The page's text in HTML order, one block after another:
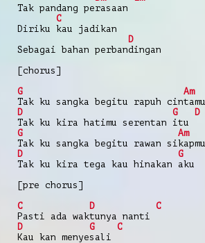
Tak pandang perasaan
C
Diriku kau jadikan
D
Sebagai bahan perbandingan
[chorus]
G
Am
Tak ku sangka begitu rapuh cintamu
D
G
D
Tak ku kira hatimu serentan itu
G
Am
Tak ku sangka begitu rawan sikapmu
D
G
Tak ku kira tega kau hinakan aku
[pre chorus]
C
D
C
Pasti ada waktunya nanti
D
G
C
Kau kan menyesali